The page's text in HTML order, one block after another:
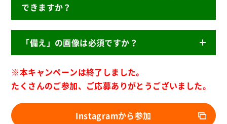
できますか？
できます。
本キャンペーンは、様々なご家庭のもしもの備え
を紹介することを目的としています。
ぜひあなたの備えをご紹介ください。
「備え」の画像は必須ですか？
いいえ。
備蓄のアイデアや失敗談などのエピソードだけで
も大歓迎です。互いにシェアして、新たな発見か
ら備えをアップしましょう！
※本キャンペーンは終了しました。
たくさんのご参加、ご応募ありがとうございました。
Instagramから参加